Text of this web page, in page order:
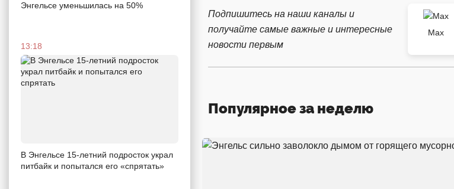
Энгельсе уменьшилась на 50%
13:18
В Энгельсе 15-летний подросток украл
питбайк и попытался его «спрятать»
Подпишитесь на наши каналы и
получайте самые важные и интересные
новости первым
Max
Популярное за неделю